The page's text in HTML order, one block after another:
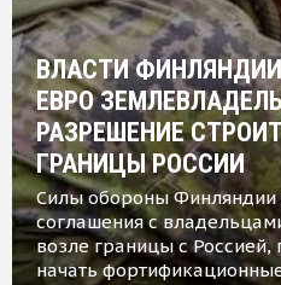
ВЛАСТИ
ЕВРО
РАЗРЕШЕНИЕ
ГРАНИЦЫ РОССИИ
Силы обороны
соглашения с
возле границы с
начать